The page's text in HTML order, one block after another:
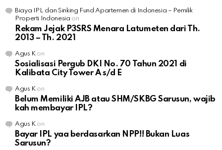
Biaya IPL dan Sinking Fund Apartemen di Indonesia – Pemilik
Properti Indonesia on
Rekam Jejak P3SRS Menara Latumeten dari Th.
2013 – Th. 2021
Agus Kon
Sosialisasi Pergub DKI No. 70 Tahun 2021 di
Kalibata City Tower A s/d E
Agus Kon
Belum Memiliki AJB atau SHM/SKBG Sarusun, wajib
kah membayar IPL?
Agus Kon
Bayar IPL yaa berdasarkan NPP!! Bukan Luas
Sarusun?